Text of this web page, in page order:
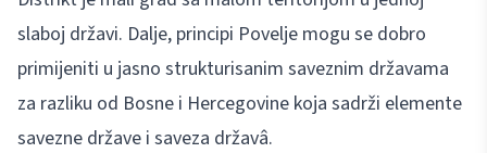
slaboj državi. Dalje, principi Povelje mogu se dobro
primijeniti u jasno strukturisanim saveznim državama
za razliku od Bosne i Hercegovine koja sadrži elemente
savezne države i saveza državâ.